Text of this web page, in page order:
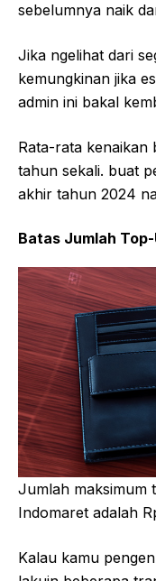
sebelumnya naik
Jika ngelihat dari
kemungkinan jika
admin ini bakal
Rata-rata kenaikan
tahun sekali. buat
akhir tahun 2024
Batas Jumlah Top-
Jumlah maksimum
Indomaret adalah
Kalau kamu